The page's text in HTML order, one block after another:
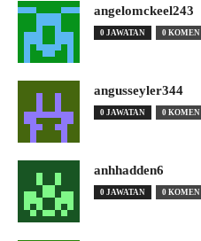
angelomckeel243
0 JAWATAN 0 KOMEN
angusseyler344
0 JAWATAN 0 KOMEN
anhhadden6
0 JAWATAN 0 KOMEN